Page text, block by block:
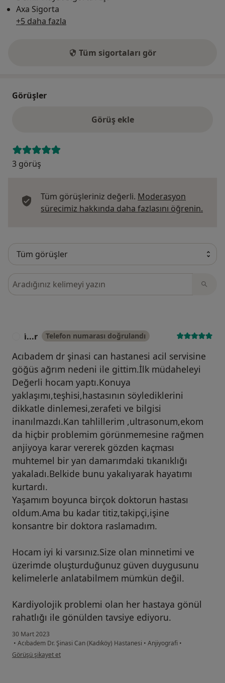
Axa Sigorta
+5 daha fazla
Tüm sigortaları gör
Görüşler
Görüş ekle
3 görüş
Tüm görüşleriniz değerli. Moderasyon
sürecimiz hakkında daha fazlasını öğrenin.
Görüşler içerisinde ara
i̇...r Telefon numarası doğrulandı
Acıbadem dr şinasi can hastanesi acil servisine
göğüs ağrım nedeni ile gittim.İlk müdaheleyi
Değerli hocam yaptı.Konuya
yaklaşımı,teşhisi,hastasının söylediklerini
dikkatle dinlemesi,zerafeti ve bilgisi
inanılmazdı.Kan tahlillerim ,ultrasonum,ekom
da hiçbir problemim görünmemesine rağmen
anjiyoya karar vererek gözden kaçması
muhtemel bir yan damarımdaki tıkanıklığı
yakaladı.Belkide bunu yakalıyarak hayatımı
kurtardı.
Yaşamım boyunca birçok doktorun hastası
oldum.Ama bu kadar titiz,takipçi,işine
konsantre bir doktora raslamadım.
Hocam iyi ki varsınız.Size olan minnetimi ve
üzerimde oluşturduğunuz güven duygusunu
kelimelerle anlatabilmem mümkün değil.
Kardiyolojik problemi olan her hastaya gönül
rahatlığı ile gönülden tavsiye ediyoru.
30 Mart 2023
• Acıbadem Dr. Şinasi Can (Kadıköy) Hastanesi • Anjiyografi •
kullanıcının görüşüne göre i̇...r
Görüşü şikayet et